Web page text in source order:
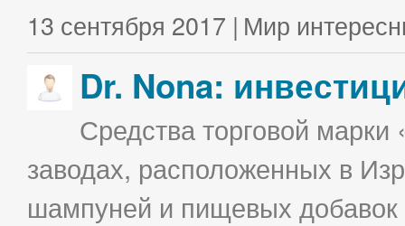
13 сентября 2017 | Мир
Dr. Nona:
Средства торговой
заводах, расположенных в
шампуней и пищевых